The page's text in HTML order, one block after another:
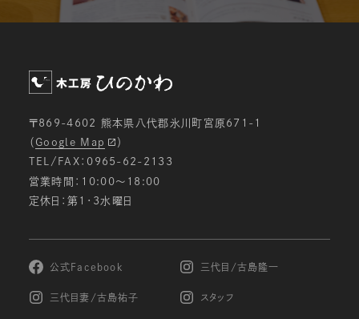
〒869-4602 熊本県八代郡氷川町宮原671-1
（ Google Map
）
TEL/FAX：0965-62-2133
営業時間：10:00〜18:00
定休日：第1・3水曜日
公式Facebook 三代目/古島隆一
三代目妻/古島祐子 スタッフ